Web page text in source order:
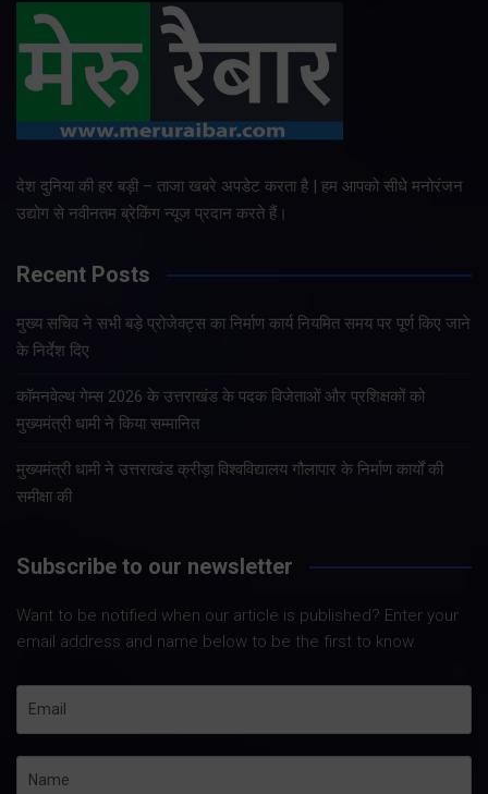
देश दुनिया की हर बड़ी – ताजा खबरे अपडेट करता है | हम आपको सीधे मनोरंजन
उद्योग से नवीनतम ब्रेकिंग न्यूज प्रदान करते हैं।
Recent Posts
मुख्य सचिव ने सभी बड़े प्रोजेक्ट्स का निर्माण कार्य नियमित समय पर पूर्ण किए जाने
के निर्देश दिए
कॉमनवेल्थ गेम्स 2026 के उत्तराखंड के पदक विजेताओं और प्रशिक्षकों को
मुख्यमंत्री धामी ने किया सम्मानित
मुख्यमंत्री धामी ने उत्तराखंड क्रीड़ा विश्वविद्यालय गौलापार के निर्माण कार्यों की
समीक्षा की
Subscribe to our newsletter
Want to be notified when our article is published? Enter your
email address and name below to be the first to know.